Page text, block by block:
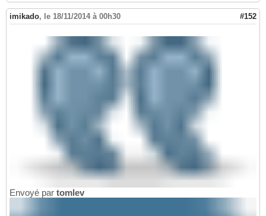
imikado, le 18/11/2014 à 00h30 #152
Envoyé par tomlev